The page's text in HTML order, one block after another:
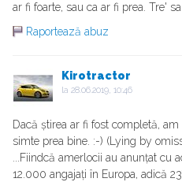
ar fi foarte, sau ca ar fi prea. Tre'
Raportează abuz
Kirotractor
la 28.06.2019, 10:46
Dacă știrea ar fi fost completă,
simte prea bine. :-) (Lying by
...Fiindcă amerlocii au anunțat cu
12.000 angajați în Europa, adică